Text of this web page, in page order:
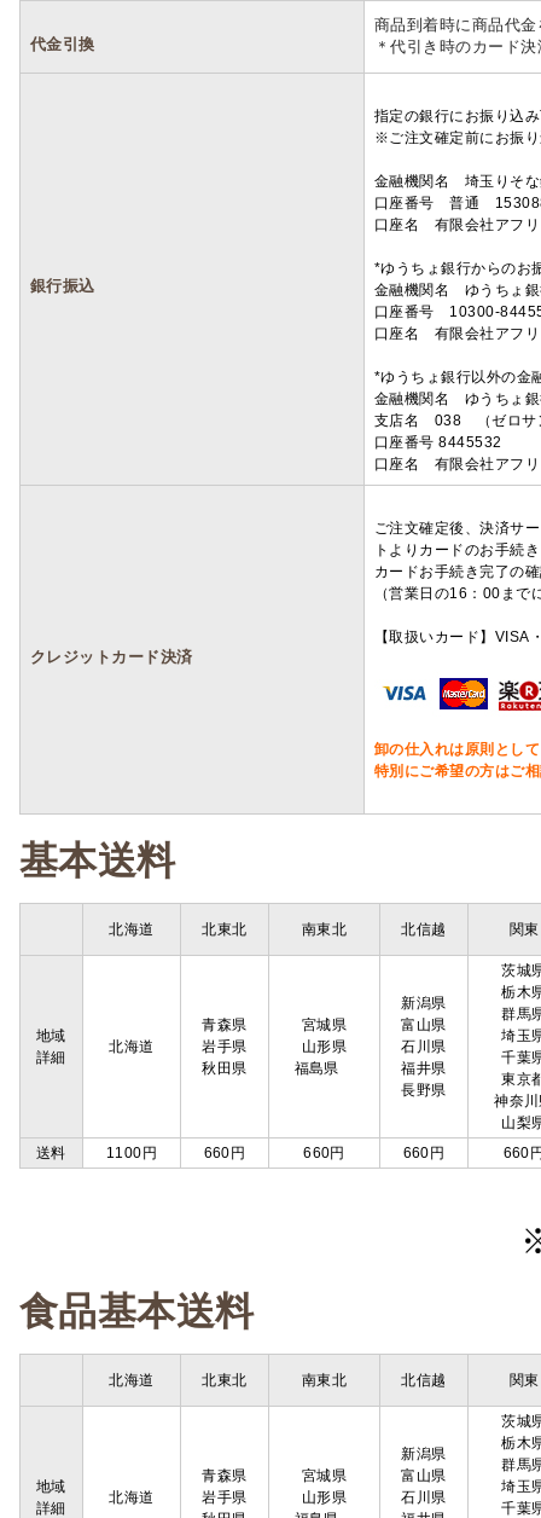
代金引換
商品到着時に商品代
＊代引き時のカード
銀行振込
指定の銀行にお振り込
※ご注文確定前にお振
金融機関名 埼玉りそ
口座番号 普通
口座名 有限会社アフ
*ゆうちょ銀行からのお
金融機関名 ゆうちょ
口座番号 10300-
口座名 有限会社アフ
*ゆうちょ銀行以外の金
金融機関名 ゆうちょ
支店名 038 （ゼロサ
口座番号 8445532
口座名 有限会社アフ
クレジットカード決済
ご注文確定後、決済サ
トよりカードのお手続
カードお手続き完了の
（営業日の16：00ま
【取扱いカード】
卸の仕入れは原則とし
特別にご希望の方はご
基本送料
北海道 北東北 南東北 北信越 関東
地域
詳細
北海道
青森県
岩手県
秋田県
宮城県
山形県
福島県
新潟県
富山県
石川県
福井県
長野県
茨城
栃木
群馬
埼玉
千葉
東京
神奈
山梨
送料
1100円 660円 660円 660円 660
食品基本送料
北海道 北東北 南東北 北信越 関東
地域
詳細
北海道
青森県
岩手県
宮城県
山形県
新潟県
富山県
石川県
茨城
栃木
群馬
埼玉
千葉